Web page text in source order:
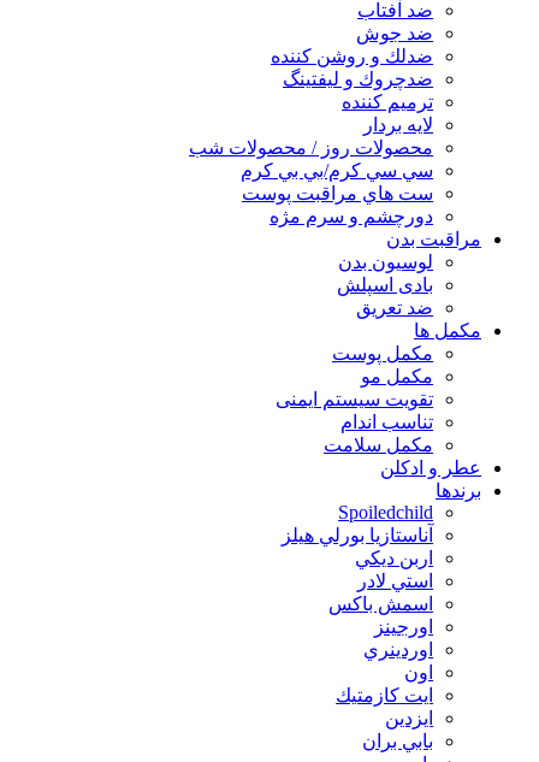
ضد آفتاب
ضد جوش
ضدلك و روشن كننده
ضدچروك و ليفتينگ
ترميم كننده
لايه بردار
محصولات روز / محصولات شب
سي سي كرم/بي بي كرم
ست هاي مراقبت پوست
دورچشم و سرم مژه
مراقبت بدن
لوسیون بدن
بادی اسپلش
ضد تعریق
مكمل ها
مکمل پوست
مکمل مو
تقویت سیستم ایمنی
تناسب اندام
مکمل سلامت
عطر و ادکلن
برندها
Spoiledchild
آناستازيا بورلي هيلز
اربن ديكي
استي لادر
اسمش باكس
اورجينز
اوردينري
اون
ايت كازمتيك
ايزدين
بابي بران